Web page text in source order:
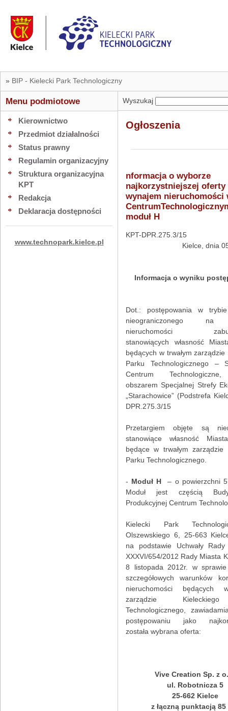
» BIP - Kielecki Park Technologiczny
Menu podmiotowe
Kierownictwo
Przedmiot działalności
Status prawny
Regulamin organizacyjny
Struktura organizacyjna
KPT
Redakcja
Deklaracja dostępności
www.technopark.kielce.pl
Wyszukaj
Ogłoszenia
nformacja o wyborze
najkorzystniejszej oferty
wynajem nieruchomości
moduł H
KPT-DPR.275.3/15
Kielce, dnia
Informacja o wyniku
Dot.: postępowania w
nieograniczonego na
nieruchomości
stanowiących własność
będących w trwałym zarządzie
Parku Technologicznego –
Centrum
obszarem Specjalnej Strefy
„Starachowice” (Podstrefa
DPR.275.3/15
Przetargiem objęte są
stanowiące własność
będące w trwałym zarządzie
Parku Technologicznego.
- Moduł H
– o powierzchni
Moduł jest częścią
Produkcyjnej Centrum
Kielecki Park
Olszewskiego 6, 25-663
na podstawie Uchwały
XXXVI/654/2012 Rady Miasta
8 listopada 2012r. w sprawie
szczegółowych warunków
nieruchomości będących
zarządzie
Technologicznego,
postępowaniu jako
została wybrana oferta:
Vive Creation Sp. z
ul. Robotnicza 5
25-662 Kielce
z łączną punktacją